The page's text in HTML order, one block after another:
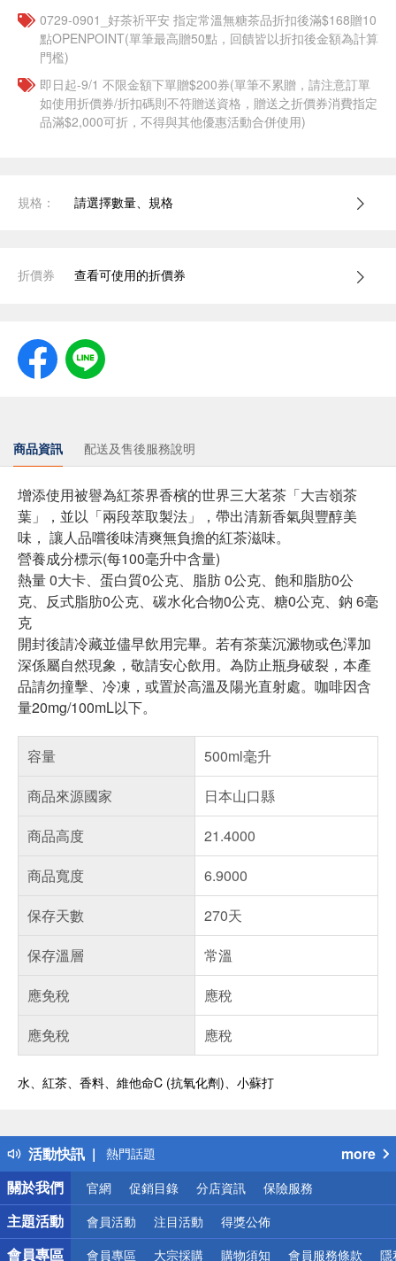
​​0729-0901_好茶祈平安 指定常溫無糖茶品折扣後滿$168贈10
點OPENPOINT(單筆最高贈50點，回饋皆以折扣後金額為計算
門檻)
即日起-9/1 不限金額下單贈$200券(單筆不累贈，請注意訂單
如使用折價券/折扣碼則不符贈送資格，贈送之折價券消費指定
品滿$2,000可折，不得與其他優惠活動合併使用)
規格： 請選擇數量、規格
折價券 查看可使用的折價券
商品資訊 配送及售後服務說明
增添使用被譽為紅茶界香檳的世界三大茗茶「大吉嶺茶
葉」，並以「兩段萃取製法」，帶出清新香氣與豐醇美
味， 讓人品嚐後味清爽無負擔的紅茶滋味。
營養成分標示(每100毫升中含量)
熱量 0大卡、蛋白質0公克、脂肪 0公克、飽和脂肪0公
克、反式脂肪0公克、碳水化合物0公克、糖0公克、鈉 6毫
克
開封後請冷藏並儘早飲用完畢。若有茶葉沉澱物或色澤加
深係屬自然現象，敬請安心飲用。為防止瓶身破裂，本產
品請勿撞擊、冷凍，或置於高溫及陽光直射處。咖啡因含
量20mg/100mL以下。
容量
500ml毫升
商品來源國家
日本山口縣
商品高度
21.4000
商品寬度
6.9000
保存天數
270天
保存溫層
常溫
應免稅
應稅
應免稅
應稅
水、紅茶、香料、維他命C (抗氧化劑)、小蘇打
活動快訊
得獎公告
熱門話題
銀行優惠
偏遠地區配送
詐騙網頁！請小心！
more
關於我們
官網 促銷目錄 分店資訊 保險服務
主題活動 會員活動 注目活動 得獎公佈
會員專區 會員專區 大宗採購 購物須知 會員服務條款 隱